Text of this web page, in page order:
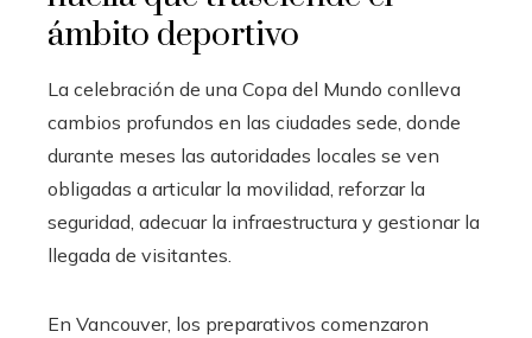
ámbito deportivo
La celebración de una Copa del Mundo conlleva
cambios profundos en las ciudades sede, donde
durante meses las autoridades locales se ven
obligadas a articular la movilidad, reforzar la
seguridad, adecuar la infraestructura y gestionar la
llegada de visitantes.
En Vancouver, los preparativos comenzaron